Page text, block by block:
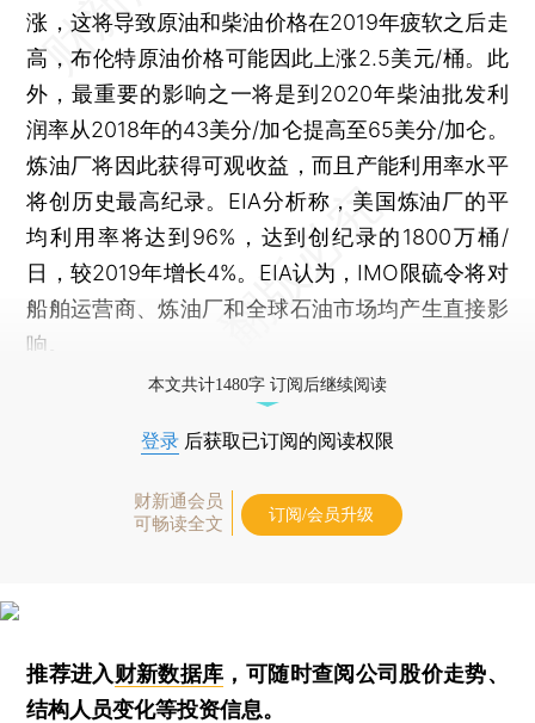
涨，这将导致原油和柴油价格在2019年疲软之后走
高，布伦特原油价格可能因此上涨2.5美元/桶。此
外，最重要的影响之一将是到2020年柴油批发利
润率从2018年的43美分/加仑提高至65美分/加仑。
炼油厂将因此获得可观收益，而且产能利用率水平
将创历史最高纪录。EIA分析称，美国炼油厂的平
均利用率将达到96%，达到创纪录的1800万桶/
日，较2019年增长4%。EIA认为，IMO限硫令将对
船舶运营商、炼油厂和全球石油市场均产生直接影
响。
本文共计1480字 订阅后继续阅读
登录 后获取已订阅的阅读权限
财新通会员
可畅读全文
订阅/会员升级
推荐进入财新数据库 ，可随时查阅公司股价走势、
结构人员变化等投资信息。